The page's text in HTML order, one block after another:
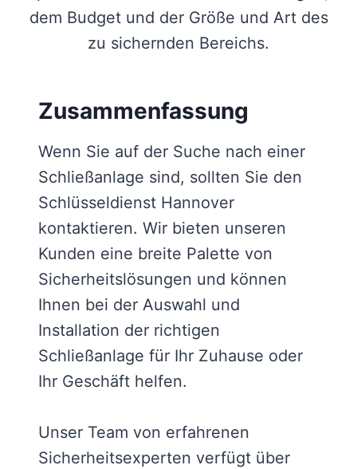
dem Budget und der Größe und Art des
zu sichernden Bereichs.
Zusammenfassung
Wenn Sie auf der Suche nach einer
Schließanlage sind, sollten Sie den
Schlüsseldienst Hannover
kontaktieren. Wir bieten unseren
Kunden eine breite Palette von
Sicherheitslösungen und können
Ihnen bei der Auswahl und
Installation der richtigen
Schließanlage für Ihr Zuhause oder
Ihr Geschäft helfen.
Unser Team von erfahrenen
Sicherheitsexperten verfügt über